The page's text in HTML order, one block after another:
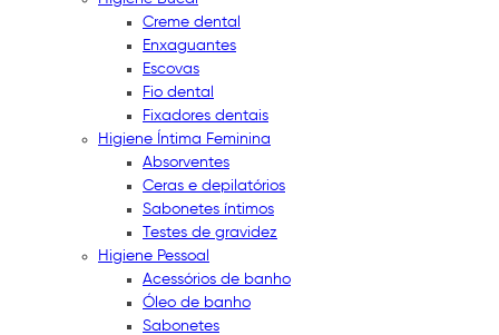
Creme dental
Enxaguantes
Escovas
Fio dental
Fixadores dentais
Higiene Íntima Feminina
Absorventes
Ceras e depilatórios
Sabonetes íntimos
Testes de gravidez
Higiene Pessoal
Acessórios de banho
Óleo de banho
Sabonetes